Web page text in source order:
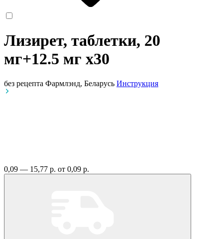
Лизирет, таблетки, 20
мг+12.5 мг x30
без рецепта Фармлэнд, Беларусь Инструкция
0,09 — 15,77 р. от 0,09 р.